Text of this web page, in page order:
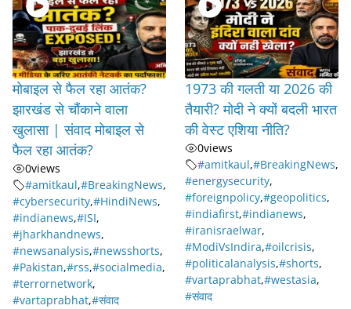
मोबाइल से फैल रहा आतंक?
झारखंड से चौंकाने वाला
खुलासा | संवाद मोबाइल से
फैल रहा आतंक?
0views
#amitkaul,#BreakingNews,
#cybersecurity,#HindiNews,
#indianews,#ISI,
#jharkhandnews,
#newsanalysis,#newsshorts,
#Pakistan,#rss,#socialmedia,
#terrornetwork,
#vartaprabhat,#संवाद
1973 की गलती या 2026 की
तैयारी? मोदी ने क्यों बदली भारत
की वेस्ट एशिया नीति?
0views
#amitkaul,#BreakingNews,
#energysecurity,
#foreignpolicy,#geopolitics,
#indiafirst,#indianews,
#iranisraelwar,
#ModiVsIndira,#oilcrisis,
#politicalanalysis,#shorts,
#vartaprabhat,#westasia,
#संवाद